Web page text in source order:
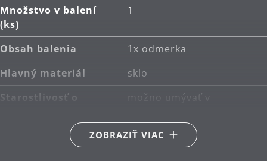
Množstvo v balení
(ks)
1
Obsah balenia
1x odmerka
Hlavný materiál
sklo
Starostlivosť o
možno umývať v
18
ZOBRAZIŤ VIAC